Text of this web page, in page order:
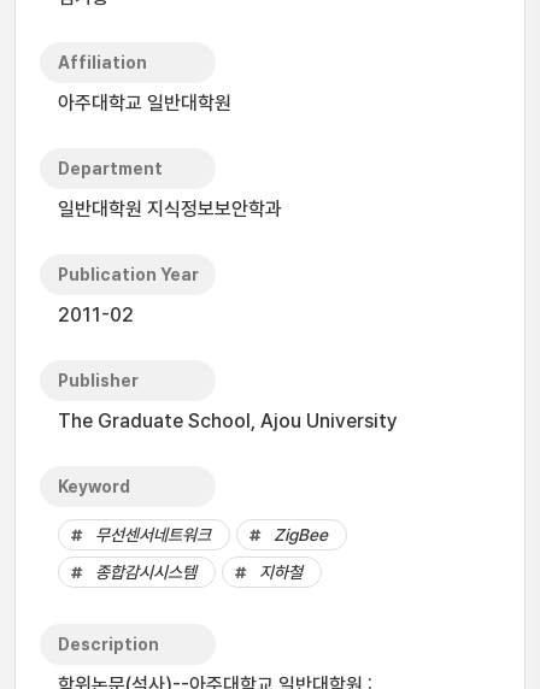
Affiliation
아주대학교 일반대학원
Department
일반대학원 지식정보보안학과
Publication Year
2011-02
Publisher
The Graduate School, Ajou University
Keyword
무선센서네트워크
ZigBee
종합감시시스템
지하철
Description